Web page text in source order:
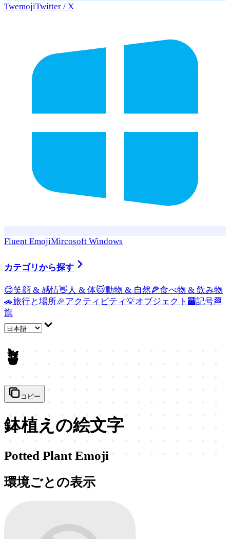
TwemojiTwitter / X
Fluent EmojiMircosoft Windows
カテゴリから探す
😊笑顔 & 感情👋 人 & 体🐱動物 & 自然🍕食べ物 & 飲み物
🚗旅行と場所🎉アクティビティ💡オブジェクト 🏧記号🏁
旗
🪴
コピー
鉢植えの絵文字
Potted Plant Emoji
環境ごとの表示